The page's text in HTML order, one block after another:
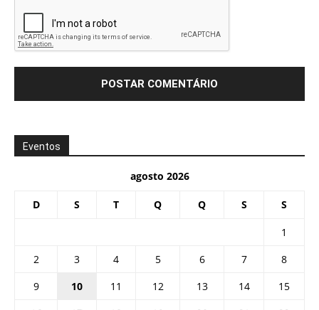
Eventos
agosto 2026
D S T Q Q S S
1
2
3 4 5 6 7
8
9
10 11 12 13 14
15